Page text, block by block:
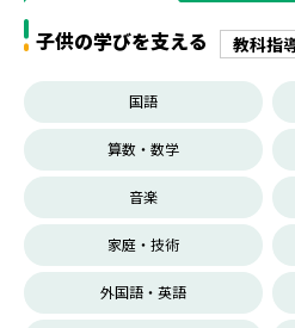
子供の学びを支える 教科指
国語
算数・数学
音楽
家庭・技術
外国語・英語